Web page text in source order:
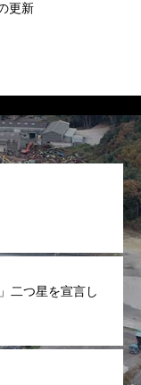
更新
二つ星を宣言し